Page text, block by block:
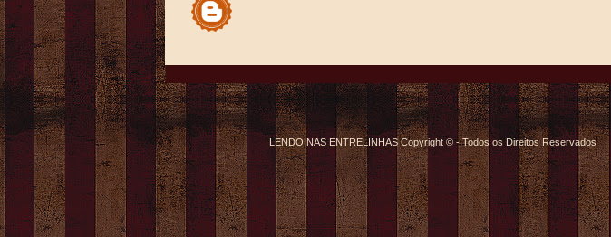
LENDO NAS ENTRELINHASCopyright © - Todos os Direitos Reservados